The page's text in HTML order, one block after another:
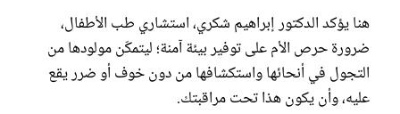
هنا يؤكد الدكتور إبراهيم شكري، استشاري طب الأطفال،
ضرورة حرص الأم على توفير بيئة آمنة؛ ليتمكّن مولودها من
التجول في أنحائها واستكشافها من دون خوف أو ضرر يقع
عليه، وأن يكون هذا تحت مراقبتك.